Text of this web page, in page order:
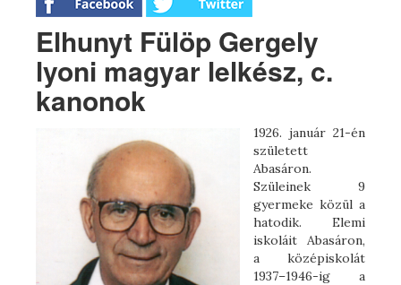
Elhunyt Fülöp Gergely
lyoni magyar lelkész, c.
kanonok
1926. január 21-én
született
Abasáron.
Szüleinek 9
gyermeke közül a
hatodik. Elemi
iskoláit Abasáron,
a középiskolát
1937–1946-ig a